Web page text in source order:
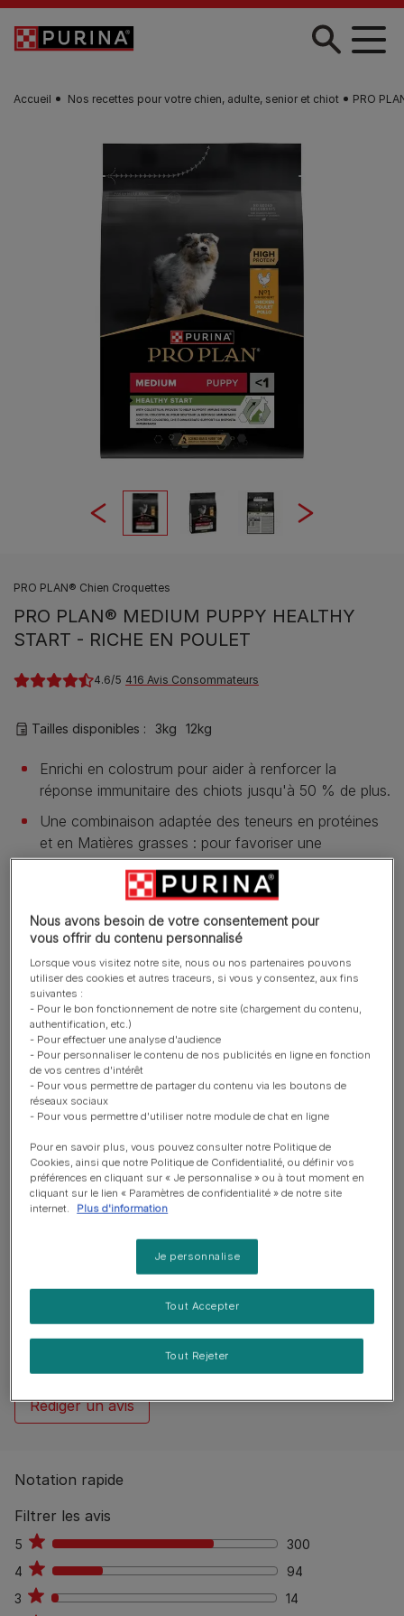
Skip to main content
Accueil Nos recettes pour votre chien, adulte, senior et chiot PRO
PRO PLAN® Chien Croquettes
PRO PLAN® MEDIUM PUPPY HEALTHY
START - RICHE EN POULET
4.6 416 Avis Consommateurs
Tailles disponibles​ : 3kg 12kg
Enrichi en colostrum pour aider à renforcer la
réponse immunitaire des chiots jusqu'à 50 % de plus.
Une combinaison adaptée des teneurs en protéines
et en Matières grasses : pour favoriser une
croissance saine et une bonne santé à long terme.
Une combinaison de nutriments essentiels pour aider
à soutenir la bonne santé des articulations de votre
chiot.
Energie adaptée au métabolisme plus actif de votre
chiot.
En savoir plus
Présentation du produit
Ingrédients et nutrition
Guide d’alimentation
Reviews
80%Aucun avis publiés
Rédiger un avis
Notation rapide
Filtrer les avis
5 300
300
4
94
94
3
14
14
Nous avons besoin de votre consentement pour
vous offrir du contenu personnalisé
Lorsque vous visitez notre site, nous ou nos partenaires pouvons
utiliser des cookies et autres traceurs, si vous y consentez, aux fins
suivantes :
- Pour le bon fonctionnement de notre site (chargement du contenu,
authentification, etc.)
- Pour effectuer une analyse d'audience
- Pour personnaliser le contenu de nos publicités en ligne en fonction
de vos centres d'intérêt
- Pour vous permettre de partager du contenu via les boutons de
réseaux sociaux
- Pour vous permettre d'utiliser notre module de chat en ligne
Pour en savoir plus, vous pouvez consulter notre Politique de
Cookies, ainsi que notre Politique de Confidentialité, ou définir vos
préférences en cliquant sur « Je personnalise » ou à tout moment en
cliquant sur le lien « Paramètres de confidentialité » de notre site
internet.
Plus d'information
Je personnalise
Tout Rejeter
Tout Accepter